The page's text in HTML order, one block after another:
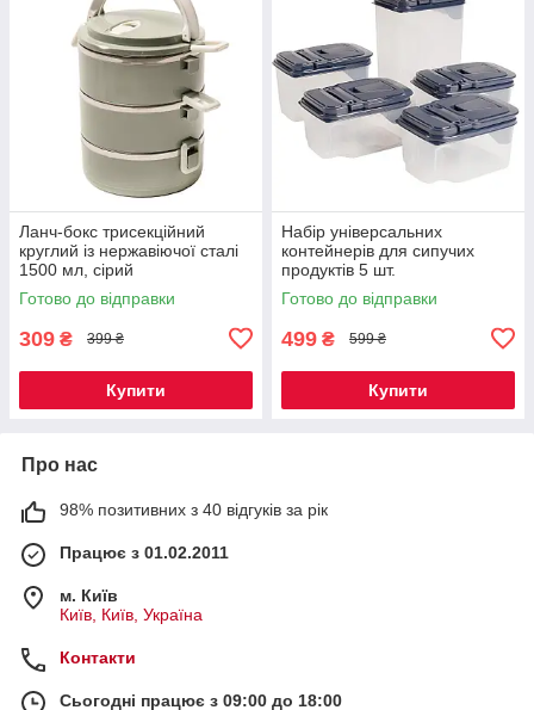
Ланч-бокс трисекційний
круглий із нержавіючої сталі
1500 мл, сірий
Готово до відправки
309 ₴ 399 ₴
Купити
Набір універсальних
контейнерів для сипучих
продуктів 5 шт.
Готово до відправки
499 ₴ 599 ₴
Купити
Про нас
98% позитивних з 40 відгуків за рік
Працює з 01.02.2011
м. Київ
Київ, Київ, Україна
Контакти
Сьогодні працює з 09:00 до 18:00